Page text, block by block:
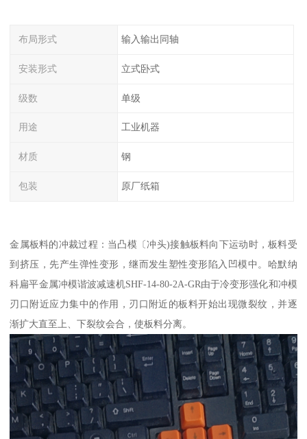
布局形式 输入输出同轴
安装形式 立式卧式
级数 单级
用途 工业机器
材质 钢
包装 原厂纸箱
金属板料的冲裁过程：当凸模〔冲头)接触板料向下运动时，板料受
到挤压，先产生弹性变形，继而发生塑性变形陷入凹模中。哈默纳
科扁平金属冲模谐波减速机SHF-14-80-2A-GR由于冷变形强化和冲模
刃口附近应力集中的作用，刃口附近的板料开始出现微裂纹，并逐
渐扩大直至上、下裂纹会合，使板料分离。